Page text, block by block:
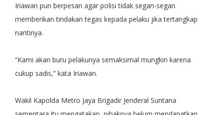
Iriawan pun berpesan agar polisi tidak segan-segan
memberikan tindakan tegas kepada pelaku jika tertangkap
nantinya.
“Kami akan buru pelakunya semaksimal mungkin karena
cukup sadis,” kata Iriawan.
Wakil Kapolda Metro Jaya Brigadir Jenderal Suntana